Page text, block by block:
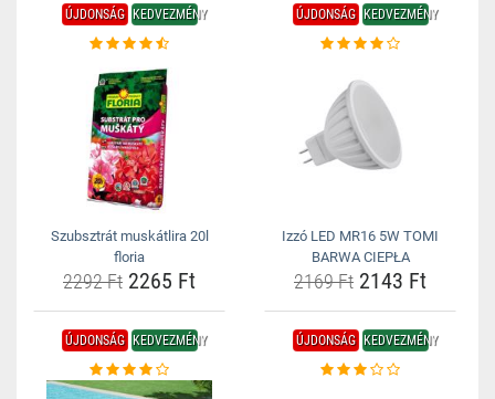
ÚJDONSÁG KEDVEZMÉNY
Szubsztrát muskátlira 20l
floria
2292 Ft 2265 Ft
ÚJDONSÁG KEDVEZMÉNY
Izzó LED MR16 5W TOMI
BARWA CIEPŁA
2169 Ft 2143 Ft
ÚJDONSÁG KEDVEZMÉNY ÚJDONSÁG KEDVEZMÉNY